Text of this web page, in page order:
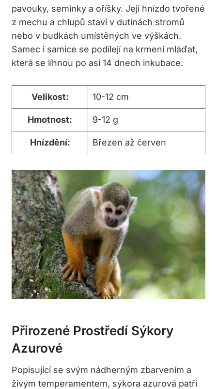
pavouky, semínky a oříšky. Její hnízdo tvořené
z mechu a chlupů staví v dutinách stromů
nebo v budkách umístěných ve výškách.
Samec i samice se podílejí na krmení mláďat,
která se líhnou po asi 14 dnech inkubace.
Velikost: 10-12 cm
Hmotnost: 9-12 g
Hnízdění: Březen až červen
Přirozené Prostředí Sýkory
Azurové
Popisující se svým nádherným zbarvením a
živým temperamentem, sýkora azurová patří